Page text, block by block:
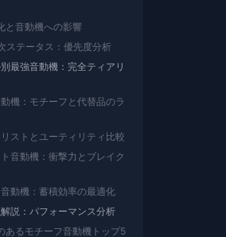
と音動機への影響
ステータス：優先度分析
最強音動機：完全ティアリ
機：モチーフと代替品のラ
ストとユーティリティ比較
音動機：衝撃力とブレイク
動機：蓄積効率の最適化
説：パフォーマンス分析
あるモチーフ音動機トップ5